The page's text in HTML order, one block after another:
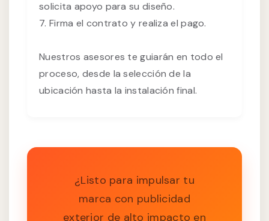
solicita apoyo para su diseño.
7. Firma el contrato y realiza el pago.
Nuestros asesores te guiarán en todo el
proceso, desde la selección de la
ubicación hasta la instalación final.
¿Listo para impulsar tu
marca con publicidad
exterior de alto impacto en